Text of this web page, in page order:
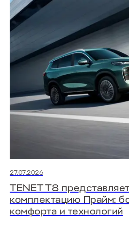
27.07.2026
TENET T8
комплектацию Прайм:
комфорта и технологий